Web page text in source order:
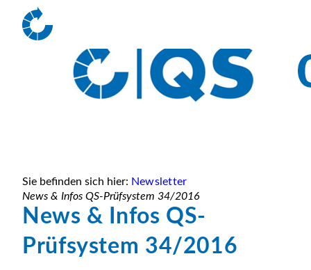
Sie befinden sich hier: Newsletter
News & Infos QS-Prüfsystem 34/2016
News & Infos QS-
Prüfsystem 34/2016